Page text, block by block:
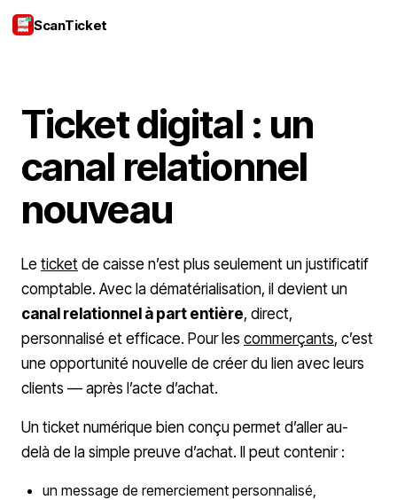
ScanTicket
Ticket digital : un
canal relationnel
nouveau
Le ticket de caisse n’est plus seulement un justificatif
comptable. Avec la dématérialisation, il devient un
canal relationnel à part entière, direct,
personnalisé et efficace. Pour les commerçants, c’est
une opportunité nouvelle de créer du lien avec leurs
clients — après l’acte d’achat.
Un ticket numérique bien conçu permet d’aller au-
delà de la simple preuve d’achat. Il peut contenir :
un message de remerciement personnalisé,